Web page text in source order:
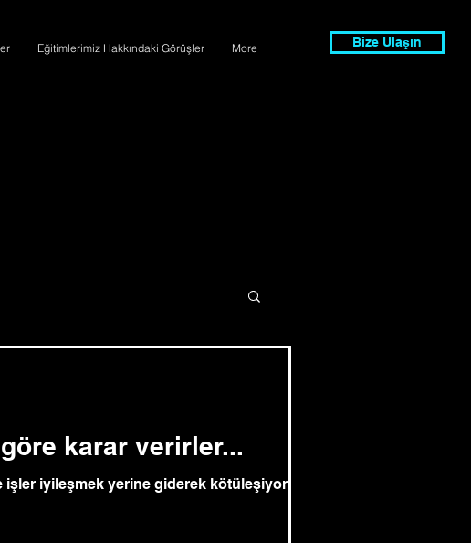
Eğitimlerimiz Hakkındaki Görüşler More Bize Ulaşın
karar verirler...
iyileşmek yerine giderek kötüleşiyor ve